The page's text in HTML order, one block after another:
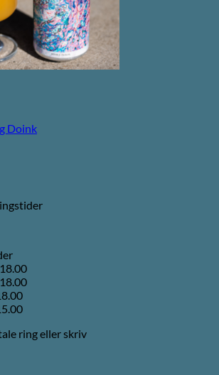
Doink
ring eller skriv